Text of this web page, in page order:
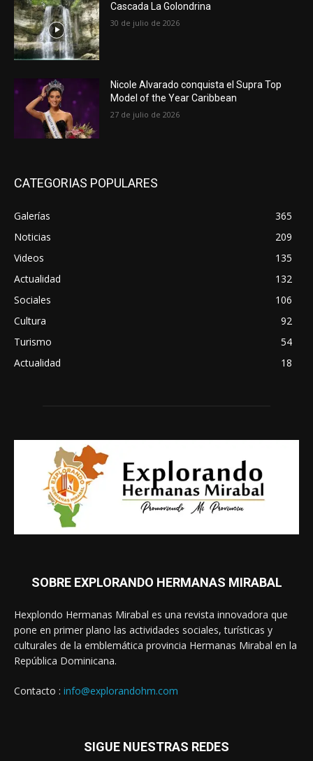
Cascada La Golondrina
30 de julio de 2026
Nicole Alvarado conquista el Supra Top
Model of the Year Caribbean
27 de julio de 2026
CATEGORIAS POPULARES
Galerías
365
Noticias
209
Videos
135
Actualidad
132
Sociales
106
Cultura
92
Turismo
54
Actualidad
18
SOBRE EXPLORANDO HERMANAS MIRABAL
Hexplondo Hermanas Mirabal es una revista innovadora que
pone en primer plano las actividades sociales, turísticas y
culturales de la emblemática provincia Hermanas Mirabal en la
República Dominicana.
Contacto : info@explorandohm.com
SIGUE NUESTRAS REDES